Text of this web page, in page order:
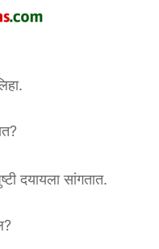
दयायला सांगतात.